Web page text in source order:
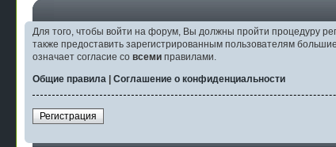
Для того, чтобы войти на форум, Вы должны пройти процедуру
также предоставить зарегистрированным пользователям
означает согласие со всеми правилами.
Общие правила
Соглашение о конфиденциальности
Регистрация